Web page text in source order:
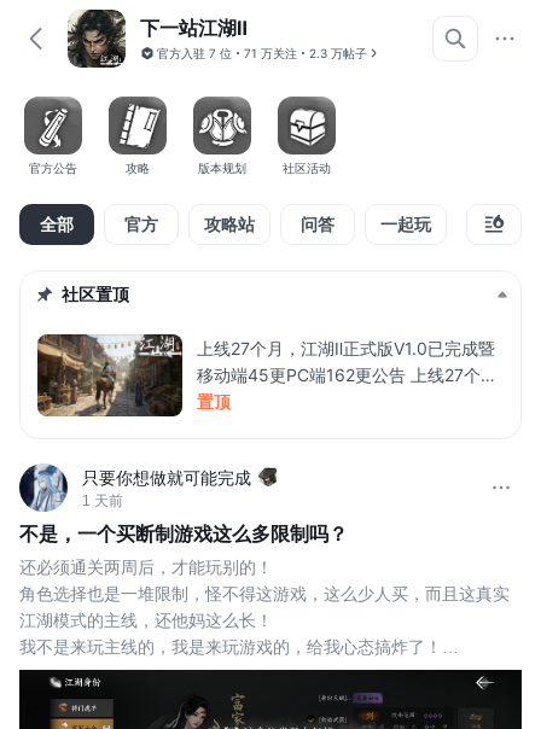
下一站江湖Ⅱ
官方入驻 7 位 71 万关注 2.3 万帖子
官方公告 攻略 版本规划 社区活动
全部 官方 攻略站 问答 一起玩 精华
社区置顶
上线27个月，江湖Ⅱ正式版V1.0已完成暨
移动端45更PC端162更公告 上线27个
月，《下一站江湖Ⅱ》 正式版V1.0已完成
PC端第162更将于7月29日14:00完成发
工具对全网搜集的BUG进行了最后的收尾
处理，并开始把更新重心逐步向“大家期
待的细节优化”上倾斜。具体更新内容在
公告最后，到时候各位大侠退出客户端更
新即可！ 【新的起点】：2
置顶
只要你想做就可能完成
1 天前
不是，一个买断制游戏这么多限制吗？
还必须通关两周后，才能玩别的！
角色选择也是一堆限制，怪不得这游戏，这么少人买，而且这真实
江湖模式的主线，还他妈这么长！
我不是来玩主线的，我是来玩游戏的，给我心态搞炸了！
下载这么大的内存都够麻烦了，还这么搞，玩个游戏一点爽感都没